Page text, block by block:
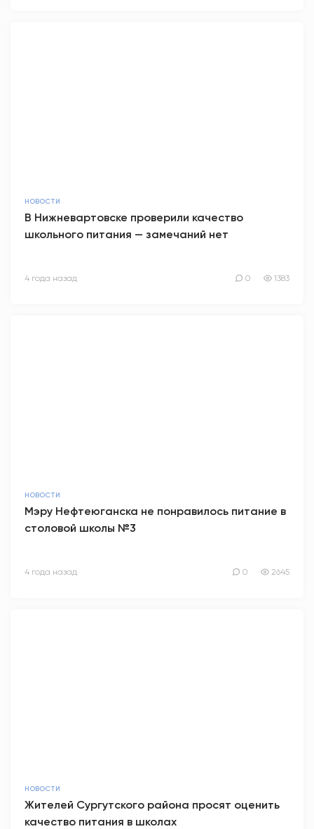
НОВОСТИ
В Нижневартовске проверили качество
школьного питания — замечаний нет
4 года назад 0 1383
НОВОСТИ
Мэру Нефтеюганска не понравилось питание в
столовой школы №3
4 года назад 0 2645
НОВОСТИ
Жителей Сургутского района просят оценить
качество питания в школах